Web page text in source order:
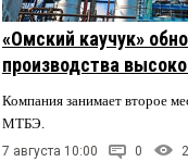
«Омский каучук»
производства
Компания занимает второе
МТБЭ.
7 августа 10:00 0